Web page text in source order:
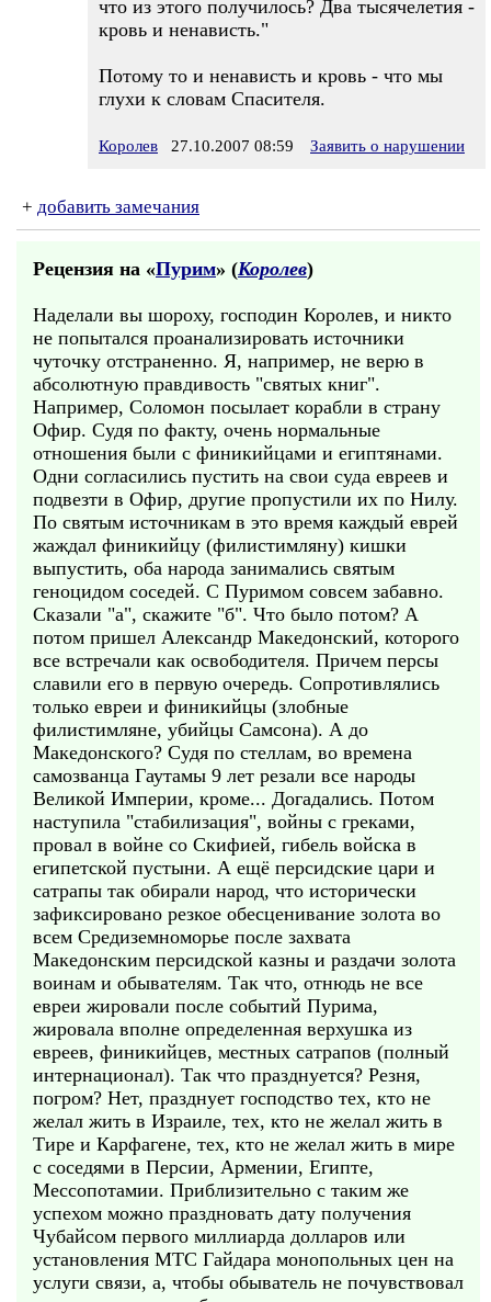
что из этого получилось? Два тысячелетия -
кровь и ненависть."
Потому то и ненависть и кровь - что мы
глухи к словам Спасителя.
Королев 27.10.2007 08:59 Заявить о нарушении
+ добавить замечания
Рецензия на «Пурим» (Королев)
Наделали вы шороху, господин Королев, и никто
не попытался проанализировать источники
чуточку отстраненно. Я, например, не верю в
абсолютную правдивость "святых книг".
Например, Соломон посылает корабли в страну
Офир. Судя по факту, очень нормальные
отношения были с финикийцами и египтянами.
Одни согласились пустить на свои суда евреев и
подвезти в Офир, другие пропустили их по Нилу.
По святым источникам в это время каждый еврей
жаждал финикийцу (филистимляну) кишки
выпустить, оба народа занимались святым
геноцидом соседей. С Пуримом совсем забавно.
Сказали "а", скажите "б". Что было потом? А
потом пришел Александр Македонский, которого
все встречали как освободителя. Причем персы
славили его в первую очередь. Сопротивлялись
только евреи и финикийцы (злобные
филистимляне, убийцы Самсона). А до
Македонского? Судя по стеллам, во времена
самозванца Гаутамы 9 лет резали все народы
Великой Империи, кроме... Догадались. Потом
наступила "стабилизация", войны с греками,
провал в войне со Скифией, гибель войска в
египетской пустыни. А ещё персидские цари и
сатрапы так обирали народ, что исторически
зафиксировано резкое обесценивание золота во
всем Средиземноморье после захвата
Македонским персидской казны и раздачи золота
воинам и обывателям. Так что, отнюдь не все
евреи жировали после событий Пурима,
жировала вполне определенная верхушка из
евреев, финикийцев, местных сатрапов (полный
интернационал). Так что празднуется? Резня,
погром? Нет, празднует господство тех, кто не
желал жить в Израиле, тех, кто не желал жить в
Тире и Карфагене, тех, кто не желал жить в мире
с соседями в Персии, Армении, Египте,
Мессопотамии. Приблизительно с таким же
успехом можно праздновать дату получения
Чубайсом первого миллиарда долларов или
установления МТС Гайдара монопольных цен на
услуги связи, а, чтобы обыватель не почувствовал